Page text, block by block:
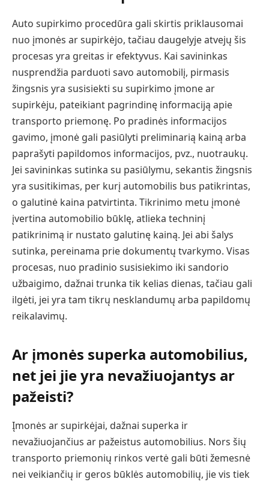
Auto supirkimo procedūra gali skirtis priklausomai
nuo įmonės ar supirkėjo, tačiau daugelyje atvejų šis
procesas yra greitas ir efektyvus. Kai savininkas
nusprendžia parduoti savo automobilį, pirmasis
žingsnis yra susisiekti su supirkimo įmone ar
supirkėju, pateikiant pagrindinę informaciją apie
transporto priemonę. Po pradinės informacijos
gavimo, įmonė gali pasiūlyti preliminarią kainą arba
paprašyti papildomos informacijos, pvz., nuotraukų.
Jei savininkas sutinka su pasiūlymu, sekantis žingsnis
yra susitikimas, per kurį automobilis bus patikrintas,
o galutinė kaina patvirtinta. Tikrinimo metu įmonė
įvertina automobilio būklę, atlieka techninį
patikrinimą ir nustato galutinę kainą. Jei abi šalys
sutinka, pereinama prie dokumentų tvarkymo. Visas
procesas, nuo pradinio susisiekimo iki sandorio
užbaigimo, dažnai trunka tik kelias dienas, tačiau gali
ilgėti, jei yra tam tikrų nesklandumų arba papildomų
reikalavimų.
Ar įmonės superka automobilius,
net jei jie yra nevažiuojantys ar
pažeisti?
Įmonės ar supirkėjai, dažnai superka ir
nevažiuojančius ar pažeistus automobilius. Nors šių
transporto priemonių rinkos vertė gali būti žemesnė
nei veikiančių ir geros būklės automobilių, jie vis tiek